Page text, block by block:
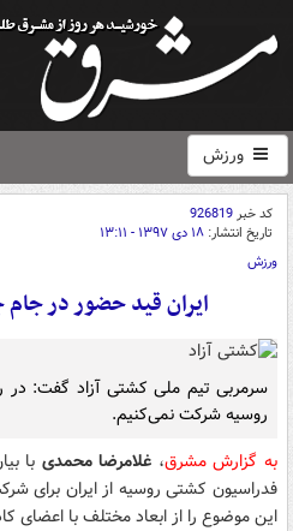
ورزش
کد خبر926819
تاریخ انتشار: ۱۸ دی ۱۳۹۷ - ۱۳:۱۱
ورزش
ایران قید حضور در
سرمربی تیم ملی کشتی آزاد گفت: در
روسیه شرکت نمی‌کنیم.
به گزارش مشرق، غلامرضا محمدی با
فدراسیون کشتی روسیه از ایران برای
این موضوع را از ابعاد مختلف با اعضای